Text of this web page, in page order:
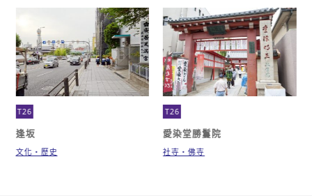
T26
逢坂
文化・歷史
T26
愛染堂勝鬘院
社寺・佛寺